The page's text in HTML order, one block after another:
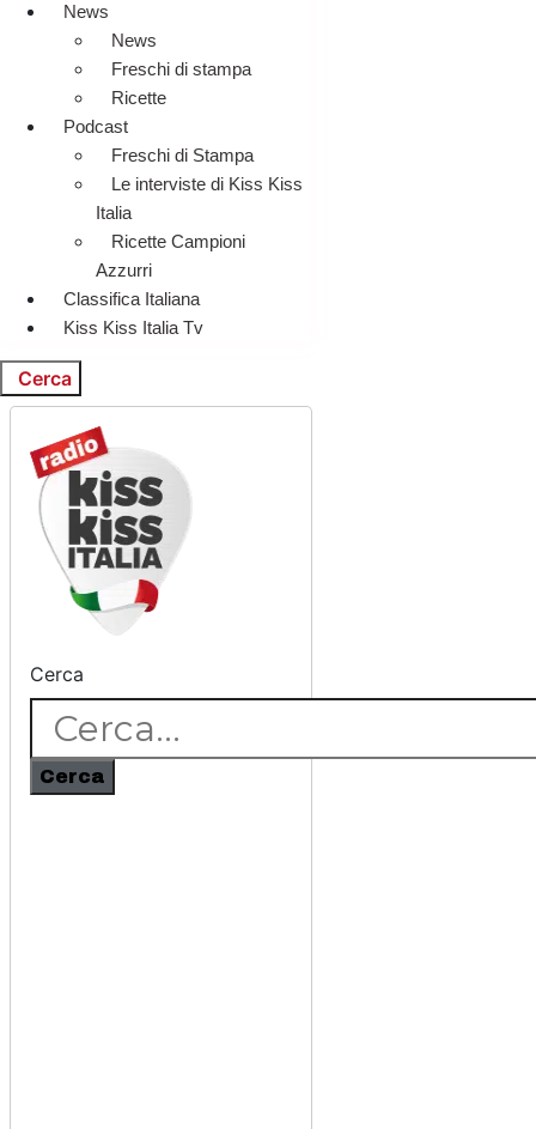
News
News
Freschi di stampa
Ricette
Podcast
Freschi di Stampa
Le interviste di Kiss Kiss
Italia
Ricette Campioni
Azzurri
Classifica Italiana
Kiss Kiss Italia Tv
Cerca
Cerca
Cerca